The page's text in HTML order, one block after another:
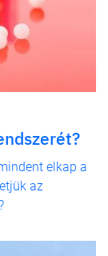
elkap a
az